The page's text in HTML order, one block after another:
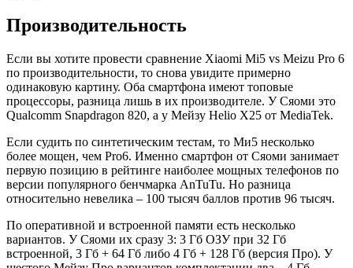
Производительность
Если вы хотите провести сравнение Xiaomi Mi5 vs Meizu Pro 6
по производительности, то снова увидите примерно
одинаковую картину. Оба смартфона имеют топовые
процессоры, разница лишь в их производителе. У Сяоми это
Qualcomm Snapdragon 820, а у Мейзу Helio X25 от MediaTek.
Если судить по синтетическим тестам, то Ми5 несколько
более мощен, чем Pro6. Именно смартфон от Сяоми занимает
первую позицию в рейтинге наиболее мощных телефонов по
версии популярного бенчмарка AnTuTu. Но разница
относительно невелика – 100 тысяч баллов против 96 тысяч.
По оперативной и встроенной памяти есть несколько
вариантов. У Сяоми их сразу 3: 3 Гб ОЗУ при 32 Гб
встроенной, 3 Гб + 64 Гб либо 4 Гб + 128 Гб (версия Про). У